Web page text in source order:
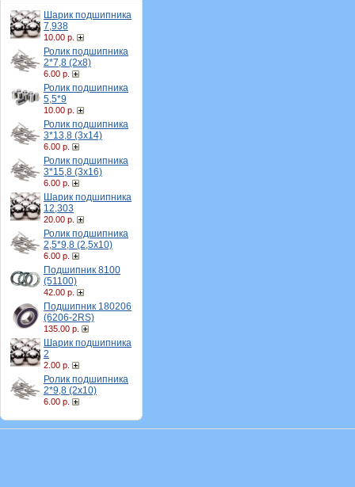
Шарик подшипника
7,938
10.00 р.
Ролик подшипника
2*7,8 (2х8)
6.00 р.
Ролик подшипника
5,5*9
10.00 р.
Ролик подшипника
3*13,8 (3х14)
6.00 р.
Ролик подшипника
3*15,8 (3х16)
6.00 р.
Шарик подшипника
12,303
20.00 р.
Ролик подшипника
2,5*9,8 (2,5х10)
6.00 р.
Подшипник 8100
(51100)
42.00 р.
Подшипник 180206
(6206-2RS)
135.00 р.
Шарик подшипника
2
2.00 р.
Ролик подшипника
2*9,8 (2х10)
6.00 р.